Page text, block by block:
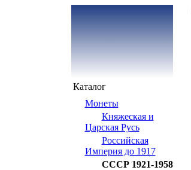
Каталог
Монеты
Княжеская и
Царская Русь
Российская
Империя до 1917
СССР 1921-1958